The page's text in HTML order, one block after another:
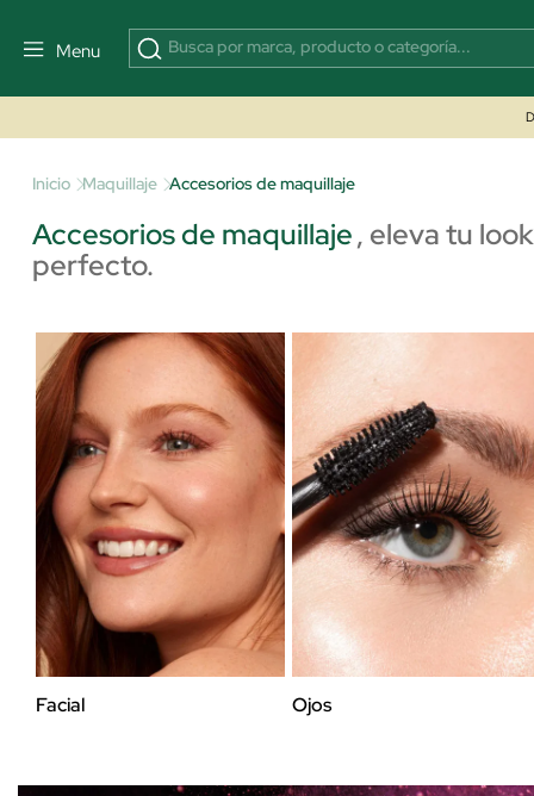
Menu
Inicio Maquillaje Accesorios de maquillaje
Accesorios de maquillaje, eleva tu
perfecto.
Facial Ojos